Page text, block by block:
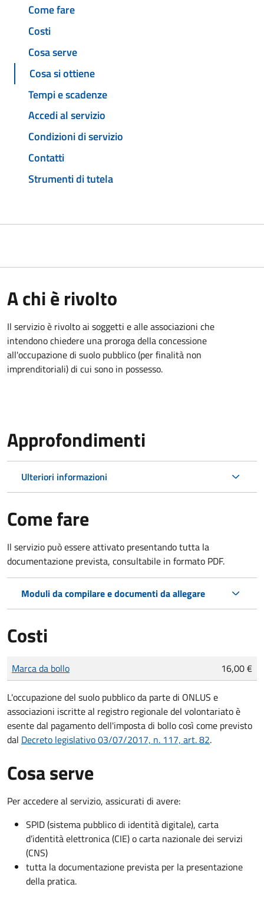
Come fare
Costi
Cosa serve
Cosa si ottiene
Tempi e scadenze
Accedi al servizio
Condizioni di servizio
Contatti
Strumenti di tutela
A chi è rivolto
Il servizio è rivolto ai soggetti e alle associazioni che
intendono chiedere una proroga della concessione
all'occupazione di suolo pubblico (per finalità non
imprenditoriali) di cui sono in possesso.
Approfondimenti
Ulteriori informazioni
Come fare
Il servizio può essere attivato presentando tutta la
documentazione prevista, consultabile in formato PDF.
Moduli da compilare e documenti da allegare
Costi
Tipo di pagamento
Importo
Marca da bollo 16,00 €
L'occupazione del suolo pubblico da parte di ONLUS e
associazioni iscritte al registro regionale del volontariato è
esente dal pagamento dell'imposta di bollo così come previsto
dal Decreto legislativo 03/07/2017, n. 117, art. 82.
Cosa serve
Per accedere al servizio, assicurati di avere:
SPID (sistema pubblico di identità digitale), carta
d’identità elettronica (CIE) o carta nazionale dei servizi
(CNS)
tutta la documentazione prevista per la presentazione
della pratica.